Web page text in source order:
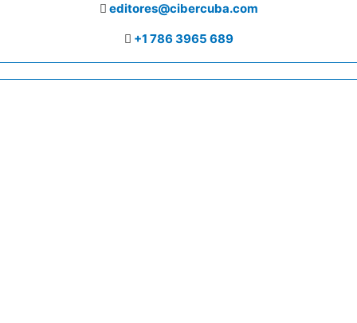
editores@cibercuba.com
+1 786 3965 689